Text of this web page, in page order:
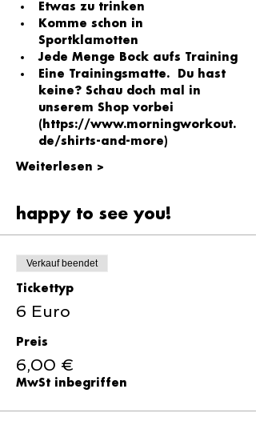
Etwas zu trinken
Komme schon in
Sportklamotten
Jede Menge Bock aufs Training
Eine Trainingsmatte.  Du hast
keine? Schau doch mal in
unserem Shop vorbei
( https://www.morningworkout.
de/shirts-and-more)
Weiterlesen >
happy to see you!
Verkauf beendet
Tickettyp
6 Euro
Preis
6,00 €
MwSt inbegriffen